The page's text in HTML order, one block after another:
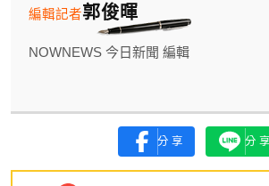
郭俊暉
編輯記者
NOWNEWS 今日新聞 編輯
分享 分享